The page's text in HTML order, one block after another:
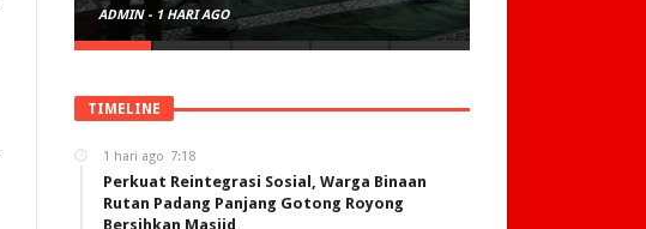
ADMIN - 1 HARI AGO
TIMELINE
1 hari ago 7:18
Perkuat Reintegrasi Sosial, Warga Binaan
Rutan Padang Panjang Gotong Royong
Bersihkan Masjid